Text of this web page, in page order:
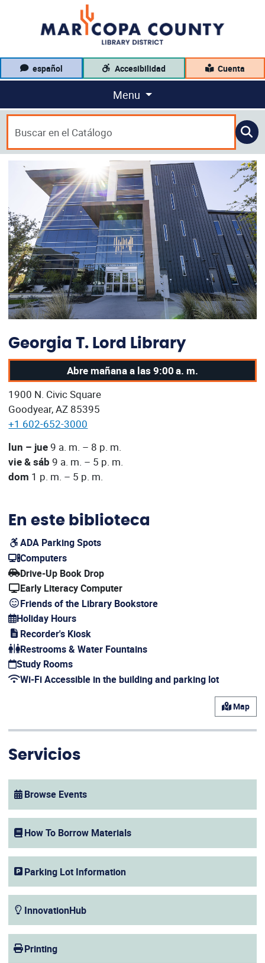
español Accesibilidad Cuenta
Menu
Georgia T. Lord Library
Abre mañana a las 9:00 a. m.
Nuestra dirección:
1900 N. Civic Square
Goodyear, AZ 85395
+1 602-652-3000
Nuestras horas de funcionamiento actuales son:
lun – jue9 a. m. – 8 p. m.
vie & sáb 9 a. m. – 5 p. m.
dom 1 p. m. – 5 p. m.
En este biblioteca
ADA Parking Spots
(opens in a new window)
Computers
(opens in a new window)
Drive-Up Book Drop
Early Literacy Computer
Friends of the Library Bookstore
Holiday Hours
(opens in a new window)
Recorder's Kiosk
(opens in a new window)
Restrooms & Water Fountains
Study Rooms
(opens in a new window)
Wi-Fi Accessible in the building and parking lot
Map
Servicios
Browse Events
(opens in a new window)
How To Borrow Materials
Parking Lot Information
InnovationHub
Printing